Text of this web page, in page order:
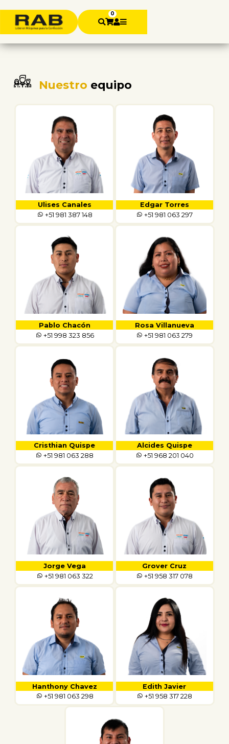
0
Nuestro equipo
Ulises Canales
+51 981 387 148
Edgar Torres
+51 981 063 297
Pablo Chacón
+51 998 323 856
Rosa Villanueva
+51 981 063 279
Cristhian Quispe
+51 981 063 288
Alcides Quispe
+51 968 201 040
Jorge Vega
+51 981 063 322
Grover Cruz
+51 958 317 078
Hanthony Chavez
+51 981 063 298
Edith Javier
+51 958 317 228